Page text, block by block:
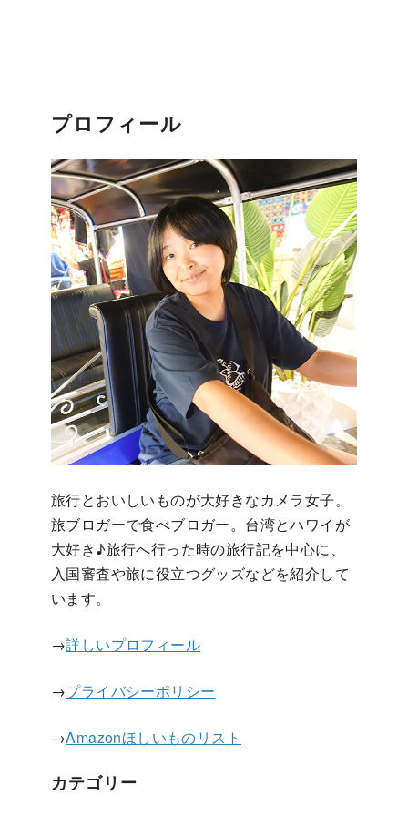
プロフィール
旅行とおいしいものが大好きなカメラ女子。
旅ブロガーで食べブロガー。台湾とハワイが
大好き♪旅行へ行った時の旅行記を中心に、
入国審査や旅に役立つグッズなどを紹介して
います。
→詳しいプロフィール
→プライバシーポリシー
→Amazonほしいものリスト
カテゴリー